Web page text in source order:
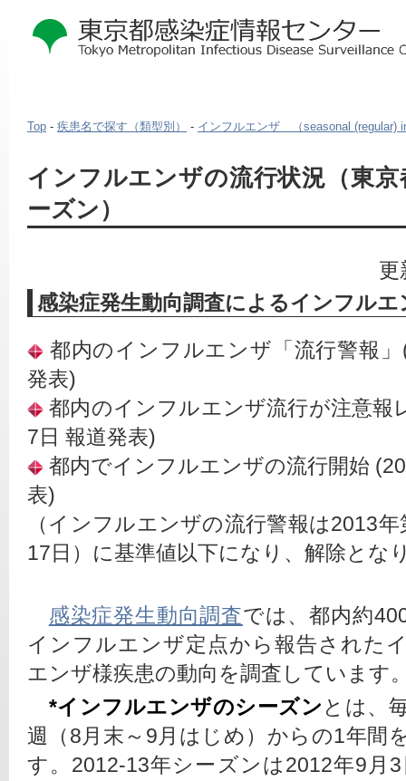
Top - 疾患名で探す（類型別） - インフルエンザ （seasonal (regular)
本
文
こ
インフルエンザの流行状況（東
ーズン）
更
感染症発生動向調査によるインフルエ
都内のインフルエンザ「流行警報
発表)
都内のインフルエンザ流行が注意報
7日 報道発表)
都内でインフルエンザの流行開始
表)
（インフルエンザの流行警報は2013
17日）に基準値以下になり、解除とな
感染症発生動向調査では、都内約
インフルエンザ定点から報告された
エンザ様疾患の動向を調査しています
*インフルエンザのシーズン とは、
週（8月末～9月はじめ）からの1年間
す。2012-13年シーズンは2012年9月